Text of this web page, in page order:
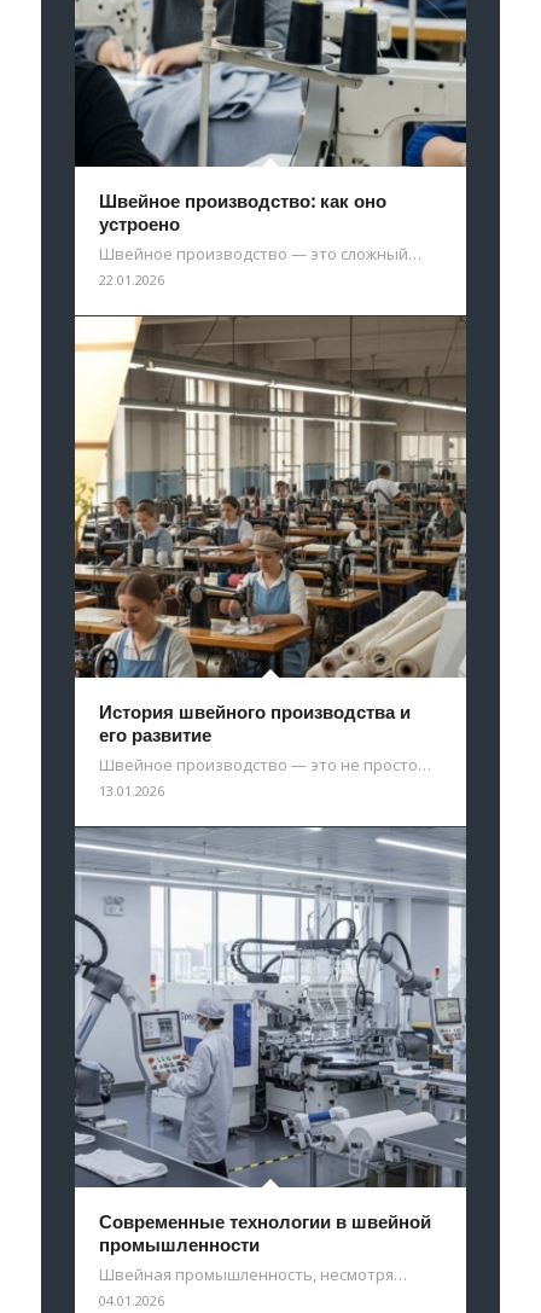
Швейное производство: как оно
устроено
Швейное производство — это сложный…
22.01.2026
История швейного производства и
его развитие
Швейное производство — это не просто…
13.01.2026
Современные технологии в швейной
промышленности
Швейная промышленность, несмотря…
04.01.2026